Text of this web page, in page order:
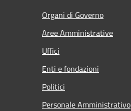
Organi di Governo
Aree Amministrative
Uffici
Enti e fondazioni
Politici
Personale Amministrativo